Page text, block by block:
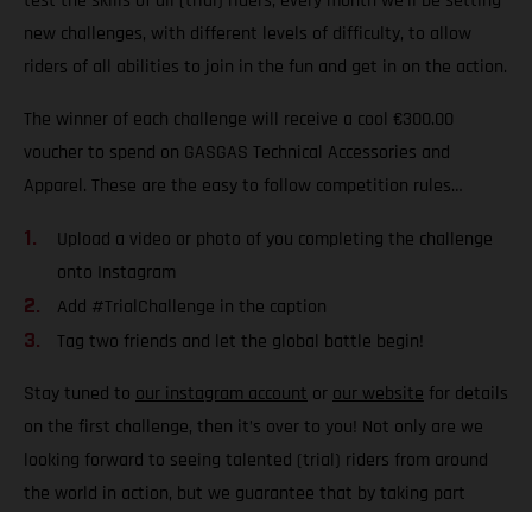
new challenges, with different levels of difficulty, to allow
riders of all abilities to join in the fun and get in on the action.
The winner of each challenge will receive a cool €300.00
voucher to spend on GASGAS Technical Accessories and
Apparel. These are the easy to follow competition rules…
Upload a video or photo of you completing the challenge
onto Instagram
Add #TrialChallenge in the caption
Tag two friends and let the global battle begin!
Stay tuned to our instagram account or our website for details
on the first challenge, then it’s over to you! Not only are we
looking forward to seeing talented (trial) riders from around
the world in action, but we guarantee that by taking part